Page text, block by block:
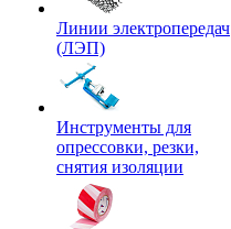
Линии электропередач
(ЛЭП)
Инструменты для
опрессовки, резки,
снятия изоляции